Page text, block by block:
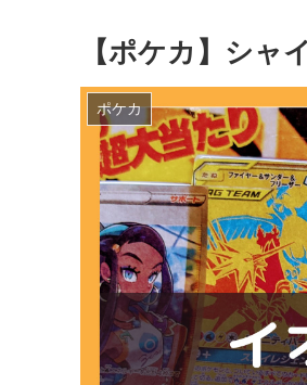
【ポケカ】シャ
ポケカ